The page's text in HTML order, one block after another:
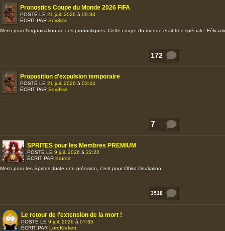
172
Pronostics Coupe du Monde 2026 FIFA
POSTÉ LE 21 juil. 2026 à 09:33
ÉCRIT PAR Sov3liss
Merci pour l'organisation de ces pronostiques. Cette coupe du monde était très spéciale.
7
Proposition d'expulsion temporaire
POSTÉ LE 21 juil. 2026 à 03:44
ÉCRIT PAR Sov3liss
3518
SPRITES pour les Membres PREMIUM
POSTÉ LE 9 juil. 2026 à 22:22
ÉCRIT PAR Kaïros
Merci pour tes Sprites Juste une précision, c'est pour Ohko Deukalion
Le retour de l'extension de la mort !
POSTÉ LE 9 juil. 2026 à 07:35
ÉCRIT PAR LordKraken